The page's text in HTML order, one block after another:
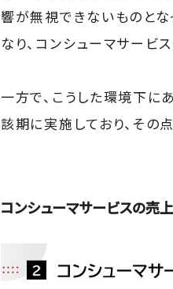
響が無視できないものとな
なり、コンシューマサービ
一方で、こうした環境下に
該期に実施しており、その
コンシューマサービスの売